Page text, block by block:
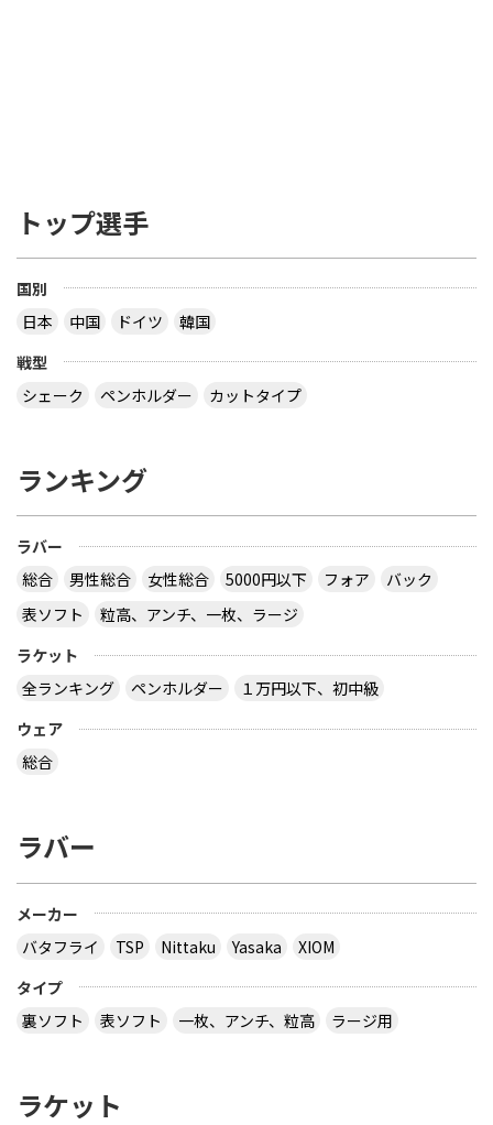
トップ選手
国別
日本
中国 ドイツ
韓国
戦型
シェーク
ペンホルダー カットタイプ
ランキング
ラバー
総合
男性総合 女性総合 5000円以下 フォア
バック
表ソフト
粒高、アンチ、一枚、ラージ
ラケット
全ランキング
ペンホルダー
１万円以下、初中級
ウェア
総合
ラバー
メーカー
バタフライ
TSP Nittaku Yasaka
XIOM
タイプ
裏ソフト
表ソフト 一枚、アンチ、粒高 ラージ用
ラケット